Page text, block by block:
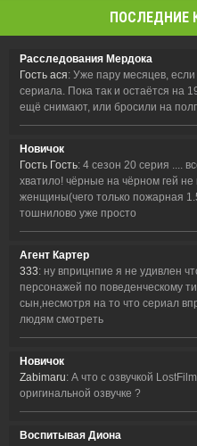
ПОСЛЕДНИЕ
Расследования Мердока
Гость ася: Уже пару месяцев,
сериала. Пока так и остаётся на
ещё снимают, или бросили на
Новичок
Гость Гость: 4 сезон 20 серия ....
хватило! чёрные на чёрном гей
женщины(чего только пожарная
тошнилово уже просто
Агент Картер
333: ну вприцнпие я не удивлен
персонажей по поведенческому
сын,несмотря на то что сериал
людям смотреть
Новичок
Zabimaru: А что с озвучкой
оригинальной озвучке ?
Воспитывая Диона